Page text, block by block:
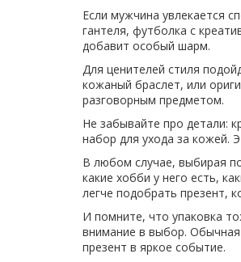
Если мужчина увлекается
гантеля, футболка с
добавит особый шарм.
Для ценителей стиля
кожаный браслет, или
разговорным предметом.
Не забывайте про детали:
набор для ухода за кожей.
В любом случае, выбирая
какие хобби у него есть,
легче подобрать презент,
И помните, что упаковка
внимание в выбор. Обычная
презент в яркое событие.